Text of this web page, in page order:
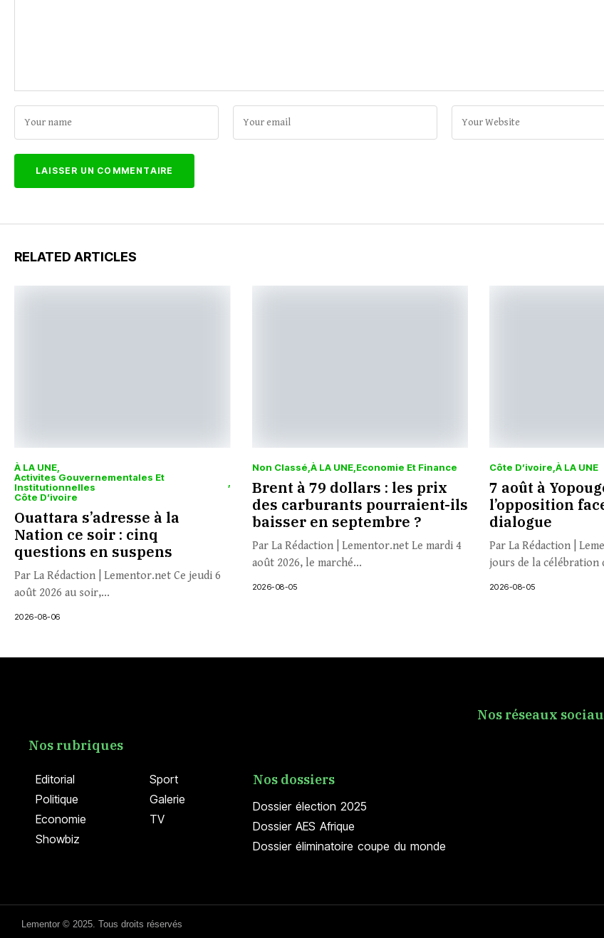
RELATED ARTICLES
À LA UNE
Activites Gouvernementales Et
Institutionnelles
Côte D’ivoire
Ouattara s’adresse à la
Nation ce soir : cinq
questions en suspens
Par La Rédaction | Lementor.net Ce jeudi 6
août 2026 au soir,...
2026-08-06
Non Classé À LA UNE Economie Et Finance
Brent à 79 dollars : les prix
des carburants pourraient-ils
baisser en septembre ?
Par La Rédaction | Lementor.net Le mardi 4
août 2026, le marché...
2026-08-05
Côte D’ivoire À LA UNE
7 août à
l’opposition
dialogue
Par La Rédaction |
jours de la célébration
2026-08-05
Editorial
Politique
Economie
Showbiz
Sport
Galerie
TV
Nos rubriques
Dossier élection 2025
Dossier AES Afrique
Dossier éliminatoire coupe du monde
Nos dossiers
Nos réseaux
Lementor © 2025. Tous droits réservés